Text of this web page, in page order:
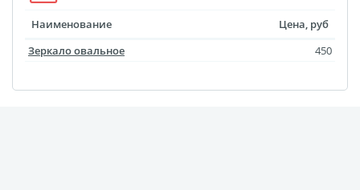
Рамки и шары водяные
Наименование
Цена, руб
Зеркало овальное
450